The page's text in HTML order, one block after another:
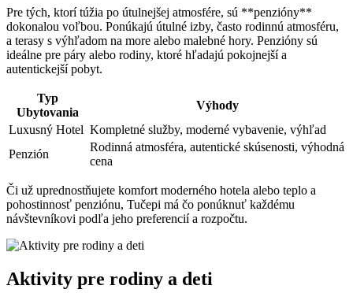
Pre tých, ktorí túžia po útulnejšej atmosfére, sú **penzióny**
dokonalou voľbou. Ponúkajú útulné izby, často rodinnú atmosféru,
a terasy s výhľadom na more alebo malebné hory. Penzióny sú
ideálne pre páry alebo rodiny, ktoré hľadajú pokojnejší a
autentickejší pobyt.
Typ
Ubytovania
Výhody
Luxusný Hotel Kompletné služby, moderné vybavenie, výhľad
Penzión
Rodinná atmosféra, autentické skúsenosti, výhodná
cena
Či už uprednostňujete komfort moderného hotela alebo teplo a
pohostinnosť penziónu, Tučepi má čo ponúknuť každému
návštevníkovi podľa jeho preferencií a rozpočtu.
Aktivity pre rodiny a deti